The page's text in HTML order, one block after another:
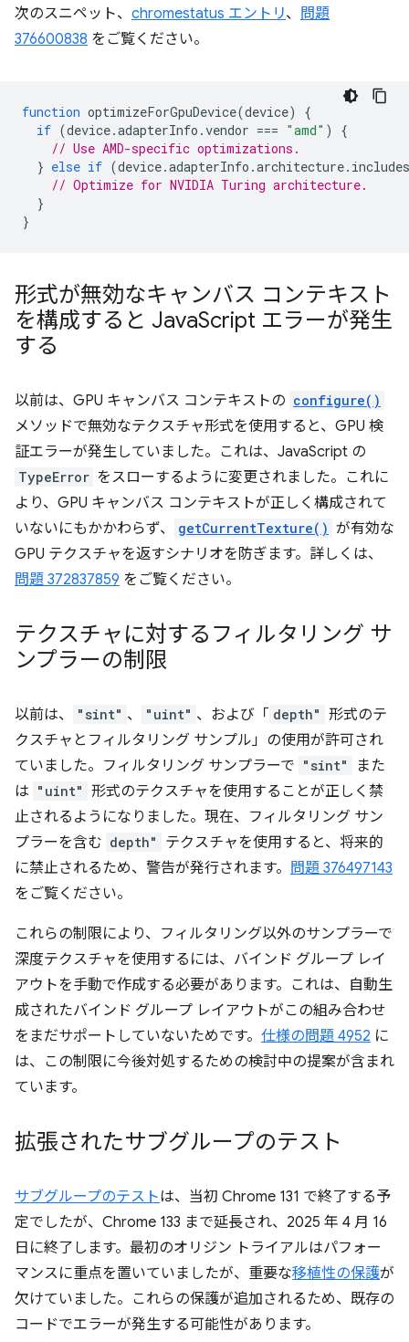
次のスニペット、 chromestatus エントリ、 問題
376600838 をご覧ください。
function optimizeForGpuDevice(device)
{
if (device.adapterInfo .vendor === "amd" )
{
// Use AMD-specific optimizations.
} else if (device.adapterInfo .architecture. includes
// Optimize for NVIDIA Turing architecture.
}
}
形式が無効なキャンバス コンテキスト
を構成すると JavaScript エラーが発生
する
以前は、GPU キャンバス コンテキストの configure()
メソッドで無効なテクスチャ形式を使用すると、GPU 検
証エラーが発生していました。これは、JavaScript の
TypeError をスローするように変更されました。これに
より、GPU キャンバス コンテキストが正しく構成されて
いないにもかかわらず、
getCurrentTexture() が有効な
GPU テクスチャを返すシナリオを防ぎます。詳しくは、
問題 372837859 をご覧ください。
テクスチャに対するフィルタリング サ
ンプラーの制限
以前は、 "sint" 、 "uint" 、および「 depth" 形式のテ
クスチャとフィルタリング サンプル」の使用が許可され
ていました。フィルタリング サンプラーで "sint"
また
は "uint" 形式のテクスチャを使用することが正しく禁
止されるようになりました。現在、フィルタリング サン
プラーを含む depth"
テクスチャを使用すると、将来的
に禁止されるため、警告が発行されます。 問題 376497143
をご覧ください。
これらの制限により、フィルタリング以外のサンプラーで
深度テクスチャを使用するには、バインド グループ レイ
アウトを手動で作成する必要があります。これは、自動生
成されたバインド グループ レイアウトがこの組み合わせ
をまだサポートしていないためです。 仕様の問題 4952 に
は、この制限に今後対処するための検討中の提案が含まれ
ています。
拡張されたサブグループのテスト
サブグループのテストは、当初 Chrome 131 で終了する予
定でしたが、Chrome 133 まで延長され、2025 年 4 月 16
日に終了します。最初のオリジン トライアルはパフォー
マンスに重点を置いていましたが、重要な移植性の保護が
欠けていました。これらの保護が追加されるため、既存の
コードでエラーが発生する可能性があります。